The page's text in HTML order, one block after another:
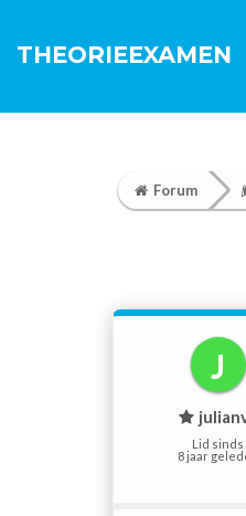
THEORIEEXAMEN
Forum
J
Lid sinds
8 jaar